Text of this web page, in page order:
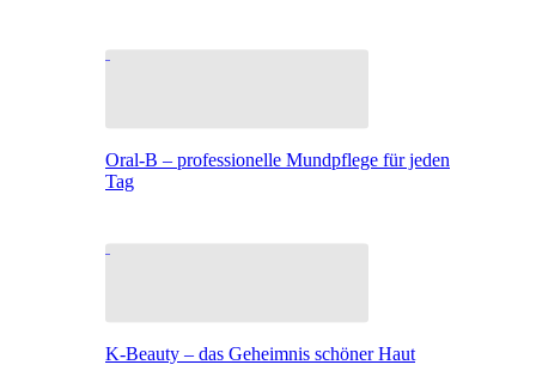
Oral-B – professionelle Mundpflege für jeden
Tag
K-Beauty – das Geheimnis schöner Haut